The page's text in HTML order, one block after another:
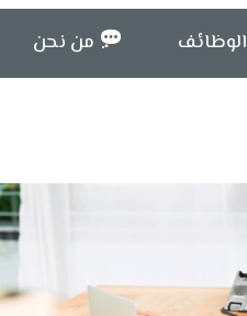
الوظائف من نحن